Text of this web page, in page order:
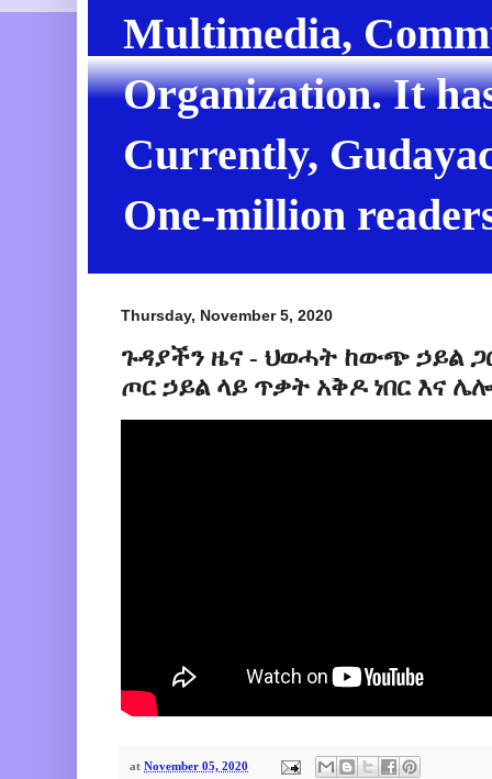
Multimedia,
Organization. It
Currently,
One-million
Thursday, November 5, 2020
ጉዳያችን ዜና - ህወሓት ከውጭ ኃይል
ጦር ኃይል ላይ ጥቃት አቅዶ ነበር እና
at November 05, 2020